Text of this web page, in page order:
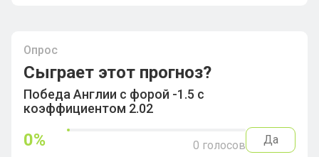
Опрос
Сыграет этот прогноз?
Победа Англии с форой -1.5 с
коэффициентом 2.02
0% 0 голосов Да